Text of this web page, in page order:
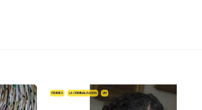
FEMMES LA CRIMINALISATION VIH